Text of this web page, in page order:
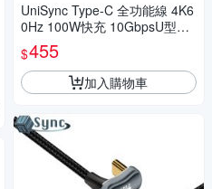
UniSync Type-C 全功能線 4K6
0Hz 100W快充 10GbpsU型充
電線 2米
$455
加入購物車